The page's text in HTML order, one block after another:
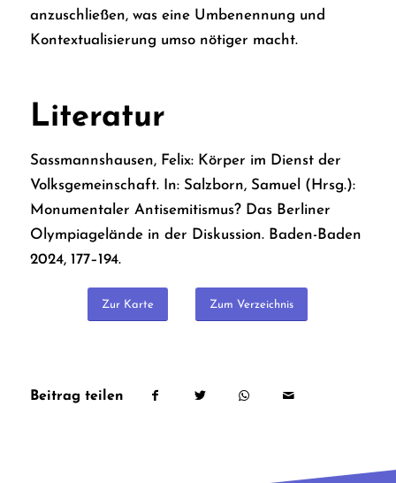
anzuschließen, was eine Umbenennung und
Kontextualisierung umso nötiger macht.
Literatur
Sassmannshausen, Felix: Körper im Dienst der
Volksgemeinschaft. In: Salzborn, Samuel (Hrsg.):
Monumentaler Antisemitismus? Das Berliner
Olympiagelände in der Diskussion. Baden-Baden
2024, 177–194.
Zur Karte Zum Verzeichnis
Beitrag teilen